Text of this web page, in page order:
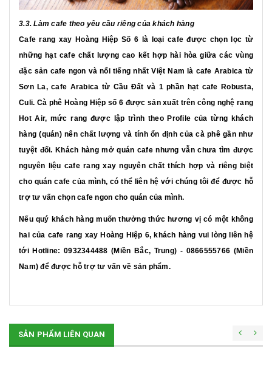
3.3. Làm cafe theo yêu cầu riêng của khách hàng
Cafe rang xay Hoàng Hiệp Số 6 là loại cafe được chọn lọc từ
những hạt cafe chất lượng cao kết hợp hài hòa giữa các vùng
đặc sản cafe ngon và nổi tiếng nhất Việt Nam là cafe Arabica từ
Sơn La, cafe Arabica từ Cầu Đất và 1 phần hạt cafe Robusta,
Culi. Cà phê Hoàng Hiệp số 6 được sản xuất trên công nghệ rang
Hot Air, mức rang được lập trình theo Profile của từng khách
hàng (quán) nên chất lượng và tính ổn định của cà phê gần như
tuyệt đối. Khách hàng mở quán cafe nhưng vẫn chưa tìm được
nguyên liệu cafe rang xay nguyên chất thích hợp và riêng biệt
cho quán cafe của mình, có thể liên hệ với chúng tôi để được hỗ
trợ tư vấn chọn cafe ngon cho quán của mình.
Nếu quý khách hàng muốn thưởng thức hương vị có một không
hai của cafe rang xay Hoàng Hiệp 6, khách hàng vui lòng liên hệ
tới Hotline: 0932344488 (Miền Bắc, Trung) - 0866555766 (Miền
Nam) để được hỗ trợ tư vấn về sản phẩm.
SẢN PHẨM LIÊN QUAN